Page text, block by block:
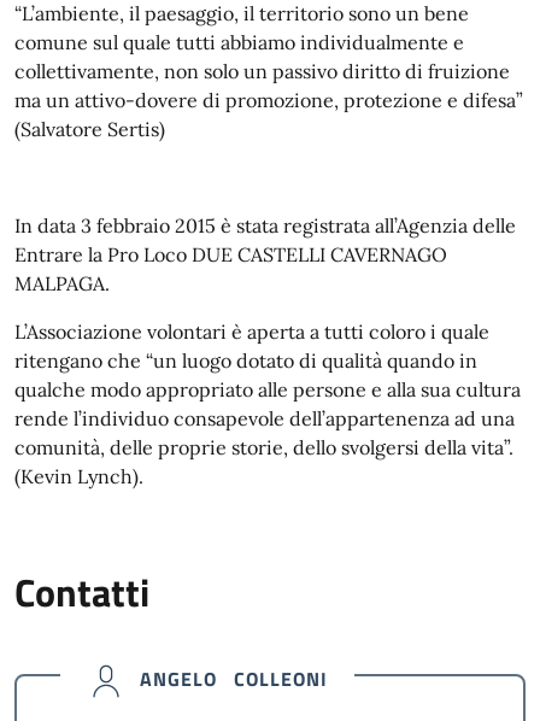
“L’ambiente, il paesaggio, il territorio sono un bene
comune sul quale tutti abbiamo individualmente e
collettivamente, non solo un passivo diritto di fruizione
ma un attivo-dovere di promozione, protezione e difesa”
(Salvatore Sertis)
In data 3 febbraio 2015 è stata registrata all’Agenzia delle
Entrare la Pro Loco DUE CASTELLI CAVERNAGO
MALPAGA.
L’Associazione volontari è aperta a tutti coloro i quale
ritengano che “un luogo dotato di qualità quando in
qualche modo appropriato alle persone e alla sua cultura
rende l’individuo consapevole dell’appartenenza ad una
comunità, delle proprie storie, dello svolgersi della vita”.
(Kevin Lynch).
Contatti
ANGELO COLLEONI